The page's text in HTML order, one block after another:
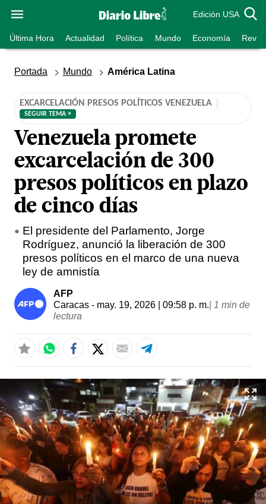
Edición USA
Última Hora Actualidad Política Mundo Economía
Portada Mundo América Latina
EXCARCELACIÓN PRESOS POLÍTICOS VENEZUELA
SEGUIR TEMA +
Venezuela promete
excarcelación de 300
presos políticos en plazo
de cinco días
El presidente del Parlamento, Jorge
Rodríguez, anunció la liberación de 300
presos políticos en el marco de una nueva
ley de amnistía
AFP
Caracas - may. 19, 2026 | 09:58 p. m. 1 min de
lectura